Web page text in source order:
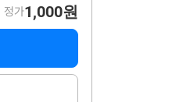
정가1,000원